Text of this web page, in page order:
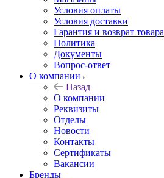
Условия оплаты
Условия доставки
Гарантия и возврат товара
Политика
Документы
Вопрос-ответ
О компании
Назад
О компании
Реквизиты
Отделы
Новости
Контакты
Сертификаты
Вакансии
Бренды